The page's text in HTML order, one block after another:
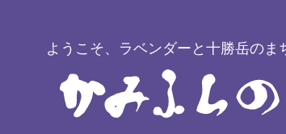
ようこそ、ラベンダーと十勝岳のま